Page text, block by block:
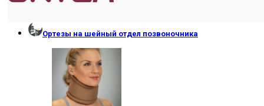
Ортезы на шейный отдел позвоночника